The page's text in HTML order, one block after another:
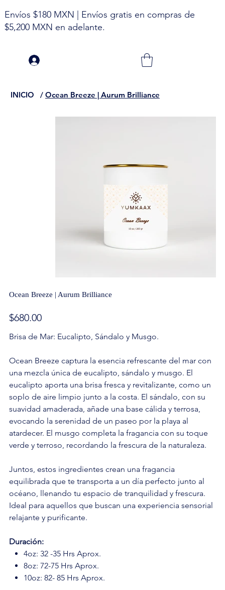
Envíos $180 MXN | Envíos gratis en compras de
$5,200 MXN en adelante.
INICIO / Ocean Breeze | Aurum Brilliance
Ocean Breeze | Aurum Brilliance
Precio
$680.00
Brisa de Mar: Eucalipto, Sándalo y Musgo.
Ocean Breeze captura la esencia refrescante del mar con
una mezcla única de eucalipto, sándalo y musgo. El
eucalipto aporta una brisa fresca y revitalizante, como un
soplo de aire limpio junto a la costa. El sándalo, con su
suavidad amaderada, añade una base cálida y terrosa,
evocando la serenidad de un paseo por la playa al
atardecer. El musgo completa la fragancia con su toque
verde y terroso, recordando la frescura de la naturaleza.
Juntos, estos ingredientes crean una fragancia
equilibrada que te transporta a un día perfecto junto al
océano, llenando tu espacio de tranquilidad y frescura.
Ideal para aquellos que buscan una experiencia sensorial
relajante y purificante.
Duración:
4oz: 32 -35 Hrs Aprox.
8oz: 72-75 Hrs Aprox.
10oz: 82- 85 Hrs Aprox.